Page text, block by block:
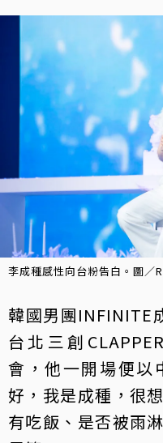
李成種感性向台粉告白。圖／
韓國男團INFINITE
台北三創
會，他一開場便以
好，我是成種，很
有吃飯、是否被雨